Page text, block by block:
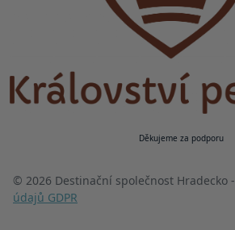
Děkujeme za podporu
© 2026 Destinační společnost Hradecko -
údajů GDPR